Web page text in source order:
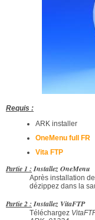
Requis :
ARK installer
OneMenu full FR
Vita FTP
Partie 1 :Installez OneMenu
Après installation
dézippez dans la
Partie 2 :Installez VitaFTP
Téléchargez